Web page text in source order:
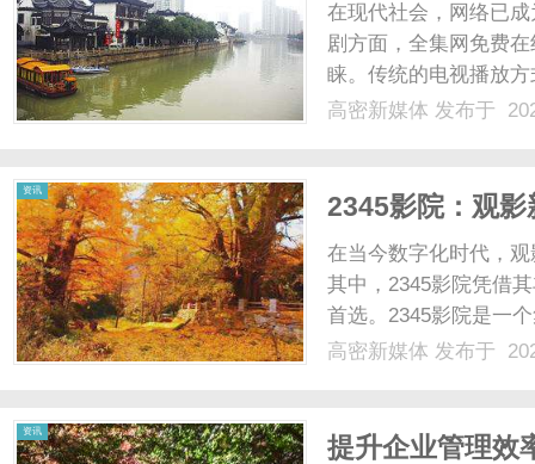
在现代社会，网络已
剧方面，全集网免费
睐。传统的电视播放
的选择，还能满足观
高密新媒体 发布于
资讯
2345影院：观
在当今数字化时代，
其中，2345影院凭借
首选。2345影院是一
线视频平台。与传统
高密新媒体 发布于
资讯
提升企业管理效